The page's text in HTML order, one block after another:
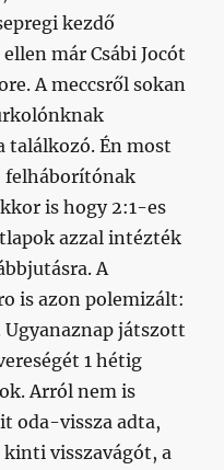
kezdő
már Csábi Jocót
A meccsről sokan
találkozó. Én most
felháborítónak
is hogy 2:1-es
azzal intézték
A
is azon polemizált:
Ugyanaznap játszott
1 hétig
Arról nem is
oda-vissza adta,
visszavágót, a